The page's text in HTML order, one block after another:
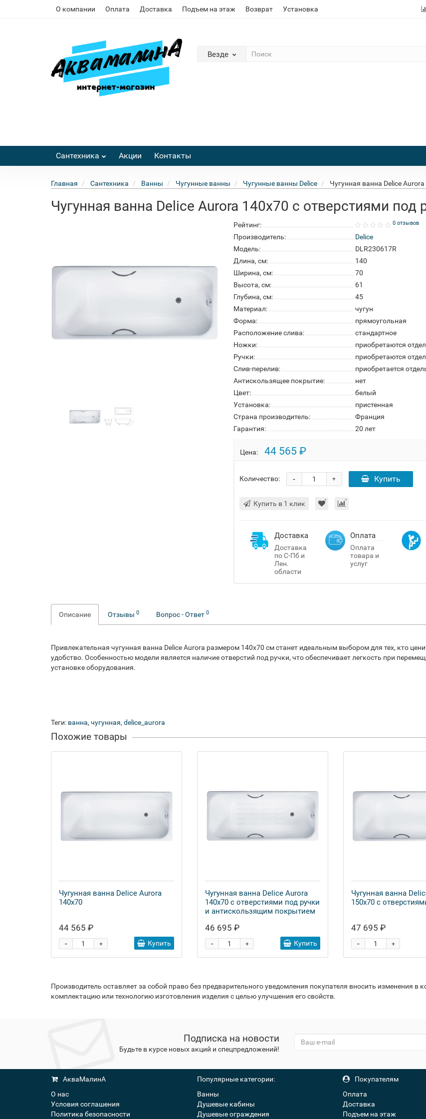
О компании Оплата Доставка Подъем на этаж Возврат Установка
Везде
Сантехника Акции Контакты
Главная Сантехника Ванны Чугунные ванны Чугунные ванны Delice Чугунная ванна Delice
Чугунная ванна Delice Aurora 140x70 с отверстиями под
Рейтинг: 0 отзывов
Производитель:
Delice
Модель:
DLR230617R
Длина, см:
140
Ширина, см:
70
Высота, см:
61
Глубина, см:
45
Материал:
чугун
Форма:
прямоугольная
Расположение слива:
стандартное
Ножки:
приобретаются
Ручки:
приобретаются
Слив-перелив:
приобретается
Антискользящее покрытие:
нет
Цвет:
белый
Установка:
пристенная
Страна производитель:
Франция
Гарантия:
20 лет
Цена: 44 565 ₽
Количество: +
- Купить
Купить в 1 клик
Доставка
Доставка
по С-Пб и
Лен.
области
Оплата
Оплата
товара и
услуг
Описание Отзывы 0 Вопрос - Ответ 0
Привлекательная чугунная ванна Delice Aurora размером 140x70 см станет идеальным выбором для тех, кто
удобство. Особенностью модели является наличие отверстий под ручки, что обеспечивает легкость при
установке оборудования.
Теги: ванна, чугунная, delice_aurora
Похожие товары
Чугунная ванна Delice Aurora
140x70
44 565 ₽
+
- Купить
Чугунная ванна Delice Aurora
140x70 с отверстиями под ручки
и антискользящим покрытием
46 695 ₽
+
- Купить
Чугунная ванна
150x70 с
47 695 ₽
+
-
Производитель оставляет за собой право без предварительного уведомления покупателя вносить изменения в
комплектацию или технологию изготовления изделия с целью улучшения его свойств.
Подписка на новости
Будьте в курсе новых акций и спецпредложений!
АкваМалинА
О нас
Условия соглашения
Политика безопасности
Популярные категории:
Ванны
Душевые кабины
Душевые ограждения
Покупателям
Оплата
Доставка
Подъем на этаж